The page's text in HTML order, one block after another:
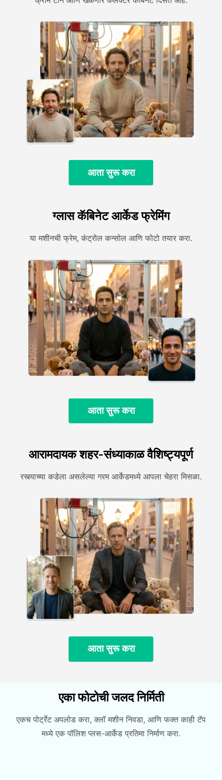
आता सुरू करा
ग्लास कॅबिनेट आर्केड फ्रेमिंग
या मशीनची फ्रेम, कंट्रोल कन्सोल आणि फोटो तयार करा.
आता सुरू करा
आरामदायक शहर-संध्याकाळ वैशिष्ट्यपूर्ण
रस्त्याच्या कडेला असलेल्या गरम आर्केडमध्ये आपला चेहरा मिसळा.
आता सुरू करा
एका फोटोची जलद निर्मिती
एकच पोर्ट्रेट अपलोड करा, क्लॉ मशीन निवडा, आणि फक्त काही टॅप
मध्ये एक पॉलिश प्लस-आर्केड प्रतिमा निर्माण करा.